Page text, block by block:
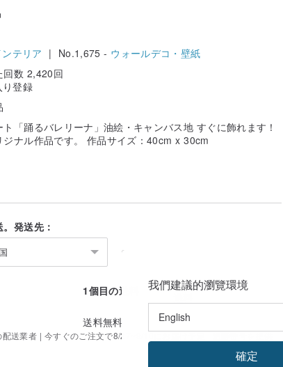
ンテリア | No.1,675 - ウォールデコ・壁紙
回数 2,420回
登録
「踊るバレリーナ」油絵・キャンバス地 すぐに飾れます！
ジナル作品です。 作品サイズ：40cm x 30cm
発送先：
1個目の送料
2個目以降の追加
送料無料
送業者 | 今すぐのご注文で8/27~9/10にお届け予定 | 追跡番号を提供
我們建議的瀏覽環境
確定